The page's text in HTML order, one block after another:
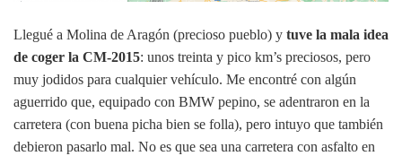
Llegué a Molina de Aragón (precioso pueblo) y tuve la mala idea
de coger la CM-2015: unos treinta y pico km’s preciosos, pero
muy jodidos para cualquier vehículo. Me encontré con algún
aguerrido que, equipado con BMW pepino, se adentraron en la
carretera (con buena picha bien se folla), pero intuyo que también
debieron pasarlo mal. No es que sea una carretera con asfalto en